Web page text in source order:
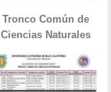
Tronco Común de
Ciencias Naturales